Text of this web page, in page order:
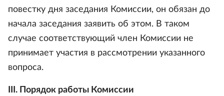
повестку дня заседания Комиссии, он обязан до
начала заседания заявить об этом. В таком
случае соответствующий член Комиссии не
принимает участия в рассмотрении указанного
вопроса.
III. Порядок работы Комиссии